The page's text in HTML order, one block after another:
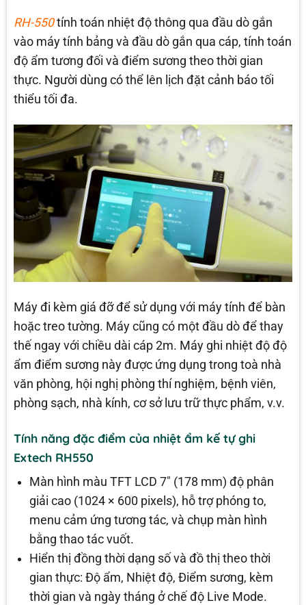
RH-550tính toán nhiệt độ thông qua đầu dò gắn
vào máy tính bảng và đầu dò gắn qua cáp, tính toán
độ ẩm tương đối và điểm sương theo thời gian
thực. Người dùng có thể lên lịch đặt cảnh báo tối
thiểu tối đa.
Máy đi kèm giá đỡ để sử dụng với máy tính để bàn
hoặc treo tường. Máy cũng có một đầu dò để thay
thế ngay với chiều dài cáp 2m. Máy ghi nhiệt độ độ
ẩm điểm sương này được ứng dụng trong toà nhà
văn phòng, hội nghị phòng thí nghiệm, bệnh viên,
phòng sạch, nhà kính, cơ sở lưu trữ thực phẩm, v.v.
Tính năng đặc điểm của nhiệt ẩm kế tự ghi
Extech RH550
Màn hình màu TFT LCD 7″ (178 mm) độ phân
giải cao (1024 × 600 pixels), hỗ trợ phóng to,
menu cảm ứng tương tác, và chụp màn hình
bằng thao tác vuốt.
Hiển thị đồng thời dạng số và đồ thị theo thời
gian thực: Độ ẩm, Nhiệt độ, Điểm sương, kèm
thời gian và ngày tháng ở chế độ Live Mode.